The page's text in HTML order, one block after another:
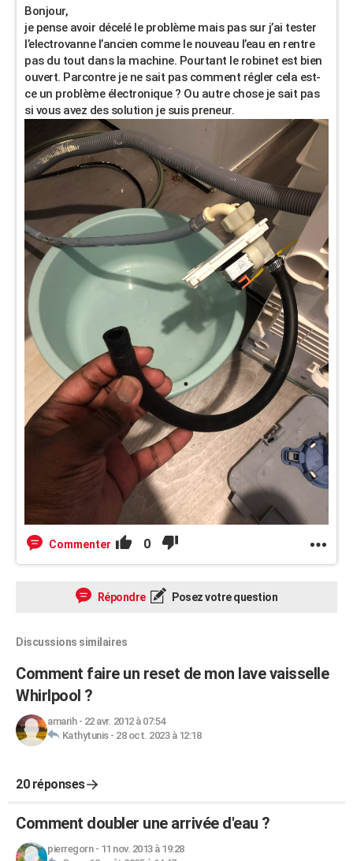
Bonjour,
je pense avoir décelé le problème mais pas sur j’ai tester
l’electrovanne l’ancien comme le nouveau l’eau en rentre
pas du tout dans la machine. Pourtant le robinet est bien
ouvert. Parcontre je ne sait pas comment régler cela est-
ce un problème électronique ? Ou autre chose je sait pas
si vous avez des solution je suis preneur.
Commenter 0
Répondre Posez votre question
Discussions similaires
Comment faire un reset de mon lave vaisselle
Whirlpool ?
amarih- 22 avr. 2012 à 07:54
Kathytunis- 28 oct. 2023 à 12:18
20 réponses
Comment doubler une arrivée d'eau ?
pierregorn- 11 nov. 2013 à 19:28